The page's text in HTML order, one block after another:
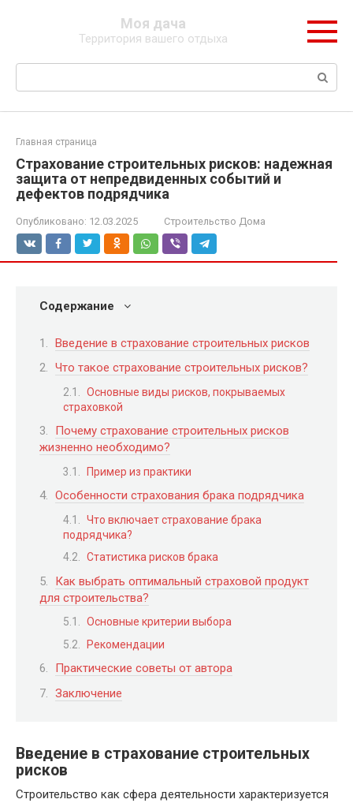
Моя дача
Территория вашего отдыха
Поиск:
Главная страница
Страхование строительных рисков: надежная
защита от непредвиденных событий и
дефектов подрядчика
Опубликовано: 12.03.2025 Строительство Дома
Содержание
Введение в страхование строительных рисков
Что такое страхование строительных рисков?
Основные виды рисков, покрываемых
страховкой
Почему страхование строительных рисков
жизненно необходимо?
Пример из практики
Особенности страхования брака подрядчика
Что включает страхование брака
подрядчика?
Статистика рисков брака
Как выбрать оптимальный страховой продукт
для строительства?
Основные критерии выбора
Рекомендации
Практические советы от автора
Заключение
Введение в страхование строительных
рисков
Строительство как сфера деятельности характеризуется